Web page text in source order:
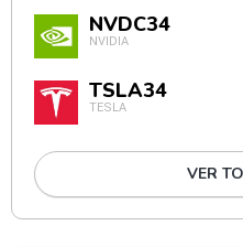
NVDC34
NVIDIA
TSLA34
TESLA
VER